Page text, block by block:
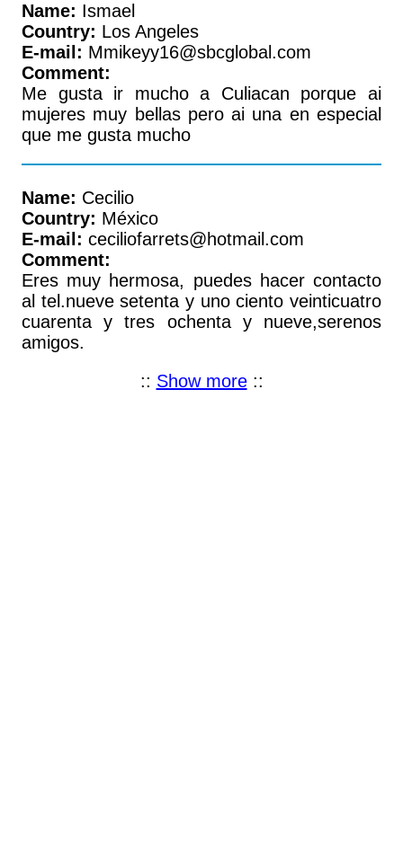
Name: Ismael
Country: Los Angeles
E-mail: Mmikeyy16@sbcglobal.com
Comment:
Me gusta ir mucho a Culiacan porque ai
mujeres muy bellas pero ai una en especial
que me gusta mucho
Name: Cecilio
Country: México
E-mail: ceciliofarrets@hotmail.com
Comment:
Eres muy hermosa, puedes hacer contacto
al tel.nueve setenta y uno ciento veinticuatro
cuarenta y tres ochenta y nueve,serenos
amigos.
:: Show more::